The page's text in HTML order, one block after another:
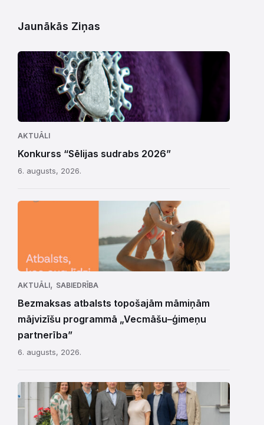
Jaunākās Ziņas
AKTUĀLI
Konkurss “Sēlijas sudrabs 2026”
6. augusts, 2026.
AKTUĀLI, SABIEDRĪBA
Bezmaksas atbalsts topošajām māmiņām
mājvizīšu programmā „Vecmāšu–ģimeņu
partnerība”
6. augusts, 2026.